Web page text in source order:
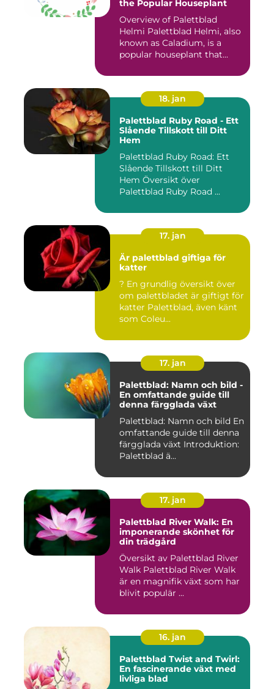
the Popular Houseplant
Overview of Palettblad
Helmi Palettblad Helmi, also
known as Caladium, is a
popular houseplant that...
18. jan
Palettblad Ruby Road - Ett
Slående Tillskott till Ditt
Hem
Palettblad Ruby Road: Ett
Slående Tillskott till Ditt
Hem Översikt över
Palettblad Ruby Road ...
17. jan
Är palettblad giftiga för
katter
? En grundlig översikt över
om palettbladet är giftigt för
katter Palettblad, även känt
som Coleu...
17. jan
Palettblad: Namn och bild -
En omfattande guide till
denna färgglada växt
Palettblad: Namn och bild En
omfattande guide till denna
färgglada växt Introduktion:
Palettblad ä...
17. jan
Palettblad River Walk: En
imponerande skönhet för
din trädgård
Översikt av Palettblad River
Walk Palettblad River Walk
är en magnifik växt som har
blivit populär ...
16. jan
Palettblad Twist and Twirl:
En fascinerande växt med
livliga blad